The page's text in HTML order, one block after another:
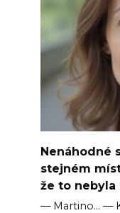
Nenáhodné
stejném
že to nebyla
— Martino… —